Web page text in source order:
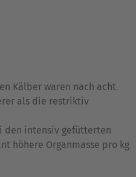
Kälber waren nach acht
als die restriktiv
den intensiv gefütterten
höhere Organmasse pro kg